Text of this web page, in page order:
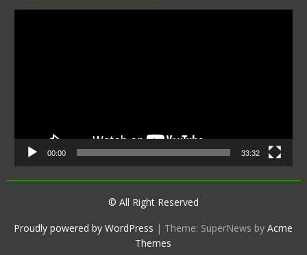
00:00 33:32
© All Right Reserved
Proudly powered by WordPress | Theme: SuperNews byAcme
Themes